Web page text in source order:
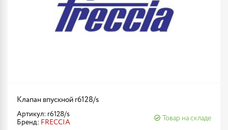
Клапан впускной r6128/s
Артикул: r6128/s
Бренд: FRECCIA
Товар на складе